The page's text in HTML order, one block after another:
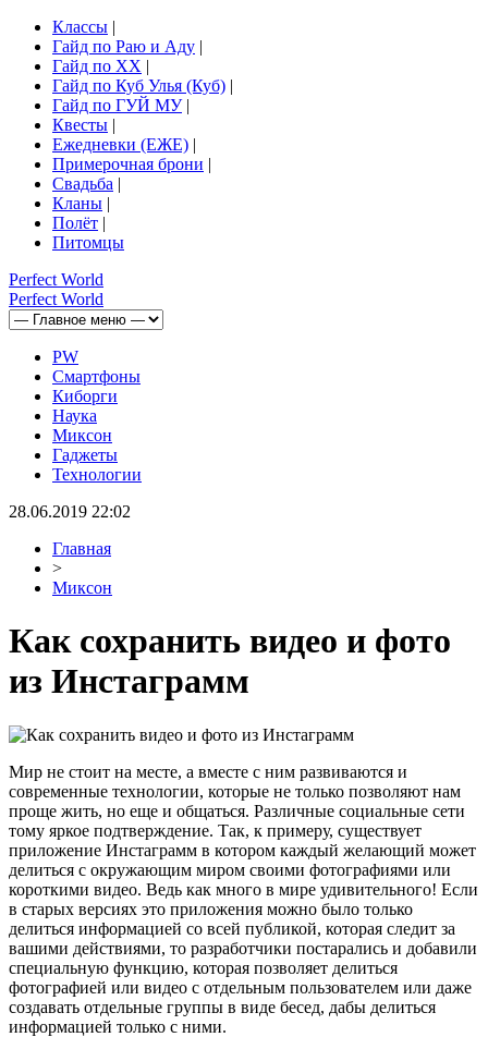
Классы |
Гайд по Раю и Аду |
Гайд по ХХ |
Гайд по Куб Улья (Куб) |
Гайд по ГУЙ МУ|
Квесты |
Ежедневки (ЕЖЕ) |
Примерочная брони |
Свадьба |
Кланы |
Полёт |
Питомцы
Perfect World
Perfect World
PW
Смартфоны
Киборги
Наука
Миксон
Гаджеты
Технологии
28.06.2019 22:02
Главная
>
Миксон
Как сохранить видео и фото
из Инстаграмм
Мир не стоит на месте, а вместе с ним развиваются и
современные технологии, которые не только позволяют нам
проще жить, но еще и общаться. Различные социальные сети
тому яркое подтверждение. Так, к примеру, существует
приложение Инстаграмм в котором каждый желающий может
делиться с окружающим миром своими фотографиями или
короткими видео. Ведь как много в мире удивительного! Если
в старых версиях это приложения можно было только
делиться информацией со всей публикой, которая следит за
вашими действиями, то разработчики постарались и добавили
специальную функцию, которая позволяет делиться
фотографией или видео с отдельным пользователем или даже
создавать отдельные группы в виде бесед, дабы делиться
информацией только с ними.